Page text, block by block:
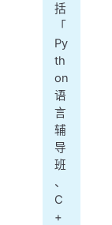
括
「
Py
th
on
语
言
辅
导
班
、
C
+